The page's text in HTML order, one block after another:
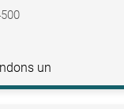
un
flow mir,